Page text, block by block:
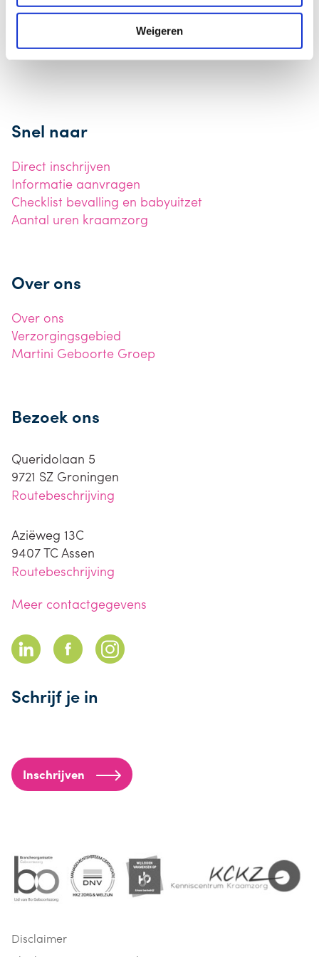
Weigeren
beantwoord
Snel naar
Direct inschrijven
Informatie aanvragen
Checklist bevalling en babyuitzet
Aantal uren kraamzorg
Over ons
Over ons
Verzorgingsgebied
Martini Geboorte Groep
Bezoek ons
Queridolaan 5
9721 SZ Groningen
Routebeschrijving
Aziëweg 13C
9407 TC Assen
Routebeschrijving
Meer contactgegevens
Schrijf je in
Inschrijven
Disclaimer